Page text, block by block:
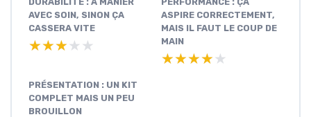
AVEC SOIN, SINON ÇA
CASSERA VITE
★★★★★
★★★★★
ASPIRE CORRECTEMENT,
MAIS IL FAUT LE COUP DE
MAIN
★★★★★
★★★★★
PRÉSENTATION : UN KIT
COMPLET MAIS UN PEU
BROUILLON